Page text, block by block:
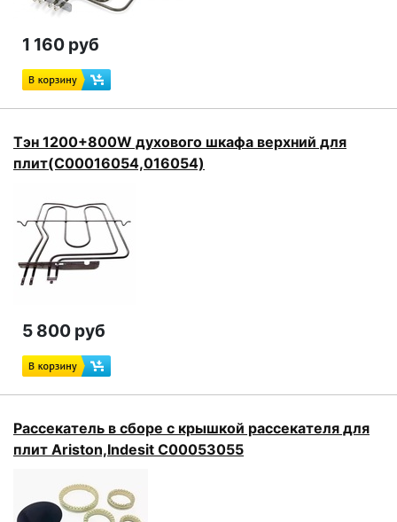
1 160 руб
Тэн 1200+800W духового шкафа верхний для
плит(C00016054,016054)
5 800 руб
Рассекатель в сборе с крышкой рассекателя для
плит Ariston,Indesit C00053055